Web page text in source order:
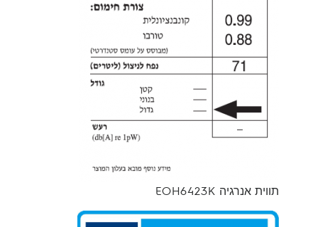
תווית אנרגיה EOH6423K